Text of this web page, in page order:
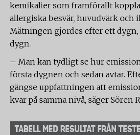
kemikalier som framförallt
allergiska besvär, huvudvärk och
Mätningen gjordes efter ett dygn,
dygn.
– Man kan tydligt se hur
första dygnen och sedan avtar.
gängse uppfattningen att
kvar på samma nivå, säger Sören
TABELL MED RESULTAT FRÅN